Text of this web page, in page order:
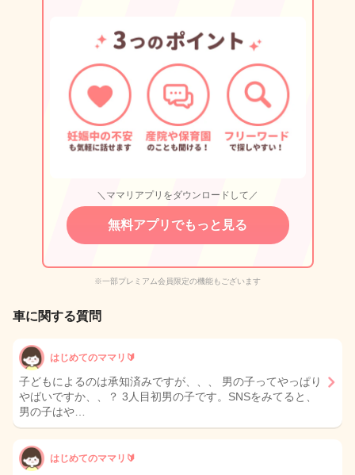
＼ママリアプリをダウンロードして／
無料アプリでもっと見る
※一部プレミアム会員限定の機能もございます
車に関する質問
はじめてのママリ🔰
子どもによるのは承知済みですが、、、 男の子ってやっぱり
やばいですか、、？ 3人目初男の子です。SNSをみてると、
男の子はや…
はじめてのママリ🔰